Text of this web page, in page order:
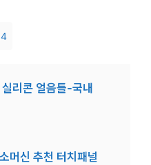
4
리콘 얼음틀-국내
머신 추천 터치패널